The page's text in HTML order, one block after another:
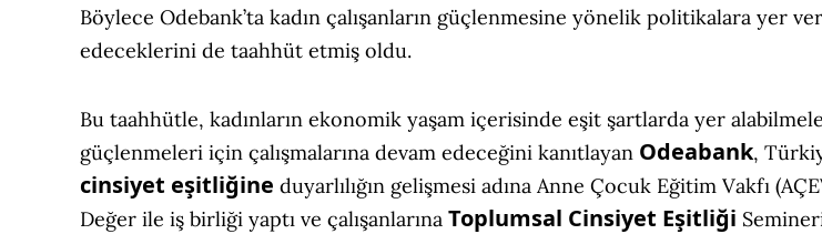
Böylece Odebank’ta kadın çalışanların güçlenmesine yönelik politikalara yer
edeceklerini de taahhüt etmiş oldu.
Bu taahhütle, kadınların ekonomik yaşam içerisinde eşit şartlarda yer
güçlenmeleri için çalışmalarına devam edeceğini kanıtlayan Odeabank,
cinsiyet eşitliğine duyarlılığın gelişmesi adına Anne Çocuk Eğitim Vakfı
Değer ile iş birliği yaptı ve çalışanlarına Toplumsal Cinsiyet Eşitliği